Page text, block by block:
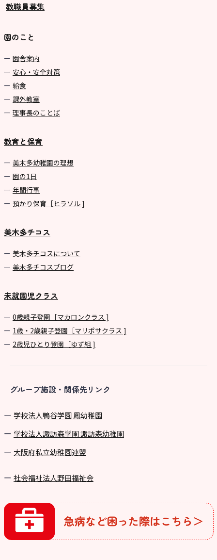
教職員募集
園のこと
園舎案内
安心・安全対策
給食
課外教室
理事長のことば
教育と保育
美⽊多幼稚園の理想
園の1⽇
年間⾏事
預かり保育［ヒラソル ]
美木多チコス
美⽊多チコスについて
美⽊多チコスブログ
未就園児クラス
0歳親子登園［マカロンクラス ]
1歳・2歳親子登園［マリポサクラス ]
2歳児ひとり登園［ゆず組 ]
グループ施設・関係先リンク
学校法⼈鴨⾕学園 鳳幼稚園
学校法⼈諏訪森学園 諏訪森幼稚園
⼤阪府私⽴幼稚園連盟
社会福祉法人野田福祉会